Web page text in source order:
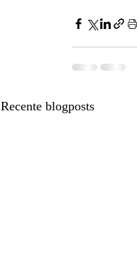
Recente blogposts